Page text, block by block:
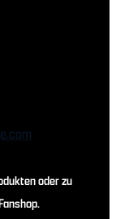
oder zu